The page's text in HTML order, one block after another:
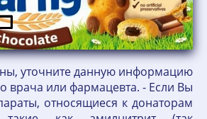
уточните данную информацию
врача или фармацевта. - Если Вы
относящиеся к донаторам